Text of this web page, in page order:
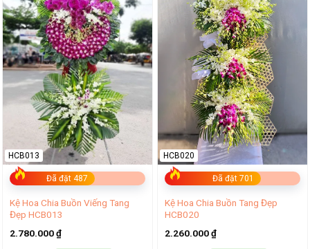
Đã đặt 487
HCB013
Kệ Hoa Chia Buồn Viếng Tang
Đẹp HCB013
2.780.000₫
Đã đặt 701
HCB020
Kệ Hoa Chia Buồn Tang Đẹp
HCB020
2.260.000₫